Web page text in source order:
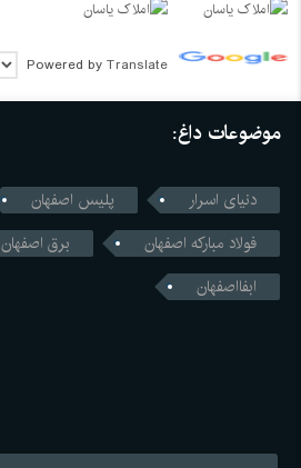
Powered by Translate
موضوعات داغ:
دنیای اسرار
پلیس اصفهان
فولاد مبارکه اصفهان
برق اصفهان
ابفااصفهان